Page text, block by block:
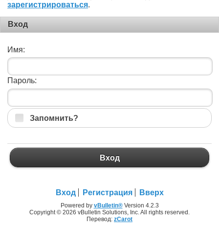
зарегистрироваться.
Вход
Имя:
Пароль:
Запомнить?
Вход
Вход Регистрация Вверх
Powered by vBulletin®Version 4.2.3
Copyright © 2026 vBulletin Solutions, Inc. All rights reserved.
Перевод: zCarot